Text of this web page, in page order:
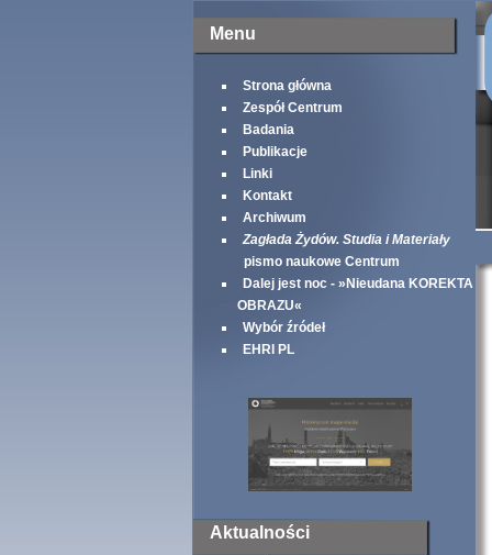
Menu
Strona główna
Zespół Centrum
Badania
Publikacje
Linki
Kontakt
Archiwum
Zagłada Żydów. Studia i Materiały
pismo naukowe Centrum
Dalej jest noc - »Nieudana KOREKTA
OBRAZU«
Wybór źródeł
EHRI PL
Aktualności